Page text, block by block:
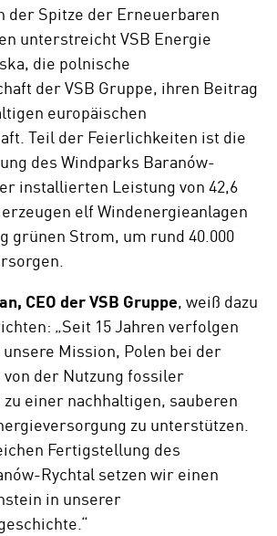
der Spitze der Erneuerbaren
unterstreicht VSB Energie
die polnische
der VSB Gruppe, ihren Beitrag
europäischen
Teil der Feierlichkeiten ist die
des Windparks Baranów-
installierten Leistung von 42,6
elf Windenergieanlagen
grünen Strom, um rund 40.000
CEO der VSB Gruppe, weiß dazu
„Seit 15 Jahren verfolgen
Mission, Polen bei der
der Nutzung fossiler
einer nachhaltigen, sauberen
zu unterstützen.
Fertigstellung des
Rychtal setzen wir einen
in unserer